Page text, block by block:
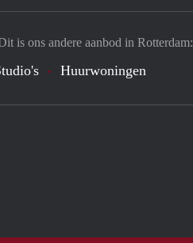
is ons andere aanbod in Rotterdam:
Huurwoningen